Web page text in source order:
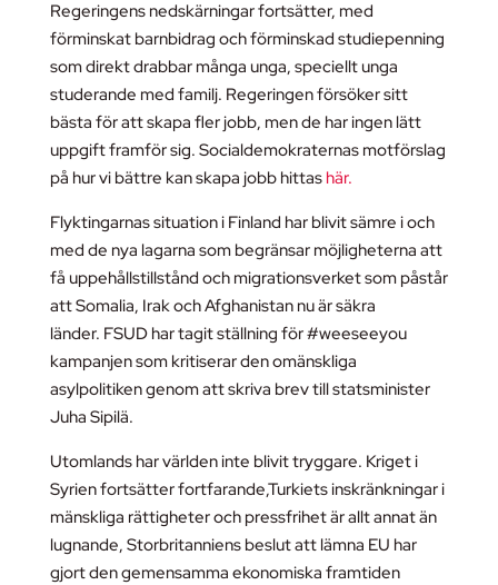
Regeringens nedskärningar fortsätter, med
förminskat barnbidrag och förminskad studiepenning
som direkt drabbar många unga, speciellt unga
studerande med familj. Regeringen försöker sitt
bästa för att skapa fler jobb, men de har ingen lätt
uppgift framför sig. Socialdemokraternas motförslag
på hur vi bättre kan skapa jobb hittas här.
Flyktingarnas situation i Finland har blivit sämre i och
med de nya lagarna som begränsar möjligheterna att
få uppehållstillstånd och migrationsverket som påstår
att Somalia, Irak och Afghanistan nu är säkra
länder. FSUD har tagit ställning för #weeseeyou
kampanjen som kritiserar den omänskliga
asylpolitiken genom att skriva brev till statsminister
Juha Sipilä.
Utomlands har världen inte blivit tryggare. Kriget i
Syrien fortsätter fortfarande,Turkiets inskränkningar i
mänskliga rättigheter och pressfrihet är allt annat än
lugnande, Storbritanniens beslut att lämna EU har
gjort den gemensamma ekonomiska framtiden